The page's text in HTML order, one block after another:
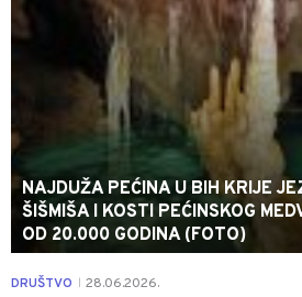
NAJDUŽA PEĆINA U BIH KRIJE
ŠIŠMIŠA I KOSTI PEĆINSKOG
OD 20.000 GODINA (FOTO)
DRUŠTVO 28.06.2026.